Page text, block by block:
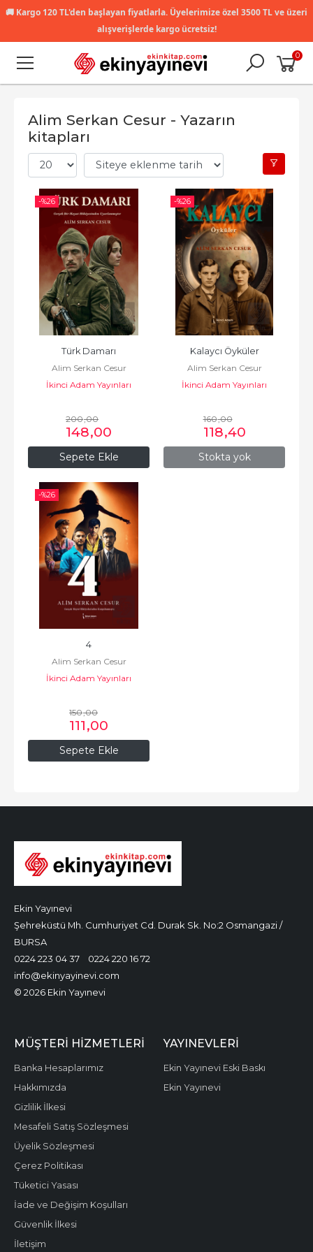
🚚 Kargo 120 TL'den başlayan fiyatlarla. Üyelerimize özel 3500 TL ve üzeri
alışverişlerde kargo ücretsiz!
0
Alim Serkan Cesur - Yazarın
kitapları
-%26
Sepete Ekle
Türk Damarı
Alim Serkan Cesur
İkinci Adam Yayınları
200,00
148,00
-%26
Stokta yok
Kalaycı Öyküler
Alim Serkan Cesur
İkinci Adam Yayınları
160,00
118,40
-%26
Sepete Ekle
4
Alim Serkan Cesur
İkinci Adam Yayınları
150,00
111,00
Ekin Yayınevi
Şehreküstü Mh. Cumhuriyet Cd. Durak Sk. No:2 Osmangazi /
BURSA
0224 223 04 37
0224 220 16 72
info@ekinyayinevi.com
© 2026 Ekin Yayınevi
MÜŞTERI HIZMETLERI
Banka Hesaplarımız
Hakkımızda
Gizlilik İlkesi
Mesafeli Satış Sözleşmesi
Üyelik Sözleşmesi
Çerez Politikası
Tüketici Yasası
İade ve Değişim Koşulları
Güvenlik İlkesi
İletişim
YAYINEVLERI
Ekin Yayınevi Eski Baskı
Ekin Yayınevi